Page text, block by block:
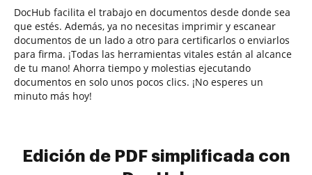
DocHub facilita el trabajo en documentos desde donde sea
que estés. Además, ya no necesitas imprimir y escanear
documentos de un lado a otro para certificarlos o enviarlos
para firma. ¡Todas las herramientas vitales están al alcance
de tu mano! Ahorra tiempo y molestias ejecutando
documentos en solo unos pocos clics. ¡No esperes un
minuto más hoy!
Edición de PDF simplificada con